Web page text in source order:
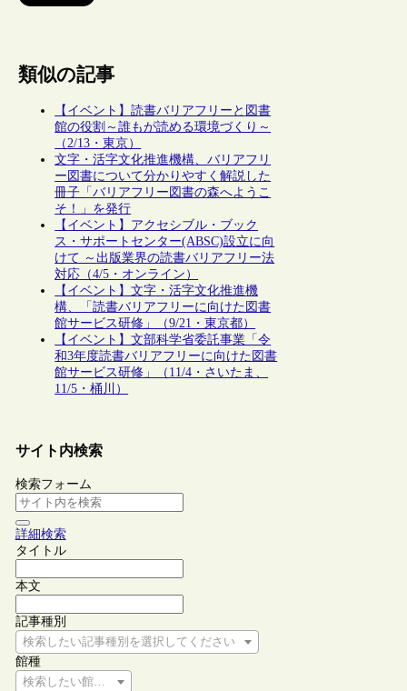
類似の記事
【イベント】読書バリアフリーと図書
館の役割～誰もが読める環境づくり～
（2/13・東京）
文字・活字文化推進機構、バリアフリ
ー図書について分かりやすく解説した
冊子「バリアフリー図書の森へようこ
そ！」を発行
【イベント】アクセシブル・ブック
ス・サポートセンター(ABSC)設立に向
けて ～出版業界の読書バリアフリー法
対応（4/5・オンライン）
【イベント】文字・活字文化推進機
構、「読書バリアフリーに向けた図書
館サービス研修」（9/21・東京都）
【イベント】文部科学省委託事業「令
和3年度読書バリアフリーに向けた図書
館サービス研修」（11/4・さいたま、
11/5・桶川）
サイト内検索
検索フォーム
詳細検索
タイトル
本文
記事種別
検索したい記事種別を選択してください
館種
検索したい館種を選択してください